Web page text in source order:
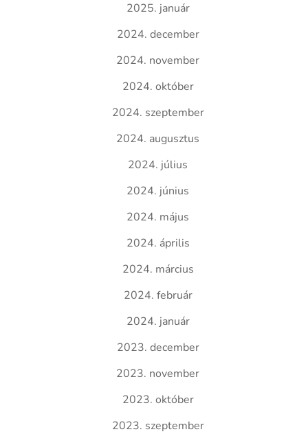
2025. január
2024. december
2024. november
2024. október
2024. szeptember
2024. augusztus
2024. július
2024. június
2024. május
2024. április
2024. március
2024. február
2024. január
2023. december
2023. november
2023. október
2023. szeptember